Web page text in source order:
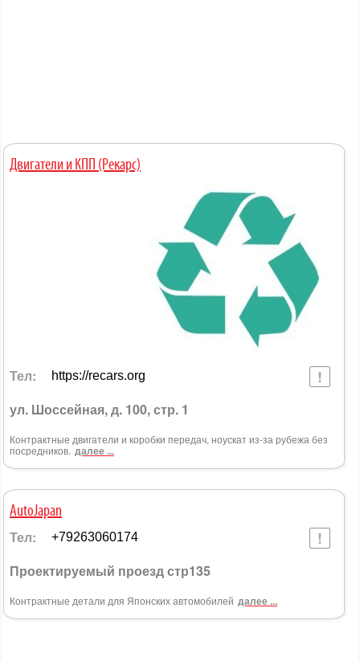
Двигатели и КПП (Рекарс)
Тел: https://recars.org
ул. Шоссейная, д. 100, стр. 1
Контрактные двигатели и коробки передач, ноускат из-за рубежа без
посредников. далее ...
AutoJapan
Тел: +79263060174
Проектируемый проезд стр135
Контрактные детали для Японских автомобилей далее ...